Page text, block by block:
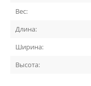
Вес:
Длина:
Ширина:
Высота: